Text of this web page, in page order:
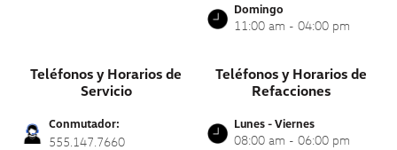
Domingo
11:00 am - 04:00 pm
Teléfonos y Horarios de
Servicio
Conmutador:
555.147.7660
Teléfonos y Horarios de
Refacciones
Lunes - Viernes
08:00 am - 06:00 pm